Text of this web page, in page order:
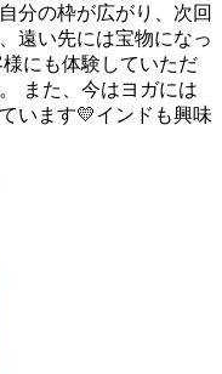
分の枠が広がり、次回
遠い先には宝物になっ
にも体験していただ
また、今はヨガには
います💛インドも興味